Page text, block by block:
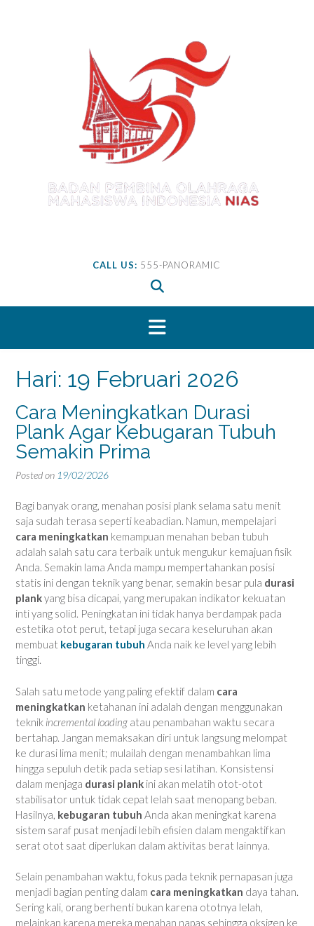
CALL US: 555-PANORAMIC
Hari: 19 Februari 2026
Cara Meningkatkan Durasi
Plank Agar Kebugaran Tubuh
Semakin Prima
Posted on 19/02/2026
Bagi banyak orang, menahan posisi plank selama satu menit
saja sudah terasa seperti keabadian. Namun, mempelajari
cara meningkatkan kemampuan menahan beban tubuh
adalah salah satu cara terbaik untuk mengukur kemajuan fisik
Anda. Semakin lama Anda mampu mempertahankan posisi
statis ini dengan teknik yang benar, semakin besar pula durasi
plankyang bisa dicapai, yang merupakan indikator kekuatan
inti yang solid. Peningkatan ini tidak hanya berdampak pada
estetika otot perut, tetapi juga secara keseluruhan akan
membuat kebugaran tubuh Anda naik ke level yang lebih
tinggi.
Salah satu metode yang paling efektif dalam cara
meningkatkan ketahanan ini adalah dengan menggunakan
teknik incremental loading atau penambahan waktu secara
bertahap. Jangan memaksakan diri untuk langsung melompat
ke durasi lima menit; mulailah dengan menambahkan lima
hingga sepuluh detik pada setiap sesi latihan. Konsistensi
dalam menjaga durasi plank ini akan melatih otot-otot
stabilisator untuk tidak cepat lelah saat menopang beban.
Hasilnya, kebugaran tubuh Anda akan meningkat karena
sistem saraf pusat menjadi lebih efisien dalam mengaktifkan
serat otot saat diperlukan dalam aktivitas berat lainnya.
Selain penambahan waktu, fokus pada teknik pernapasan juga
menjadi bagian penting dalam cara meningkatkan daya tahan.
Sering kali, orang berhenti bukan karena ototnya lelah,
melainkan karena mereka menahan napas sehingga oksigen ke